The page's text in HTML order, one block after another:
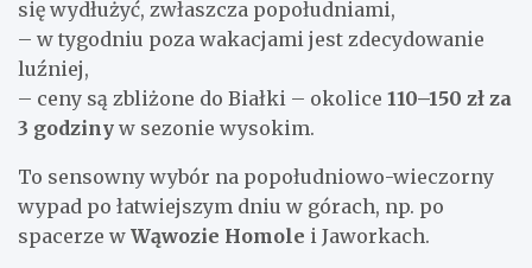
się wydłużyć, zwłaszcza popołudniami,
– w tygodniu poza wakacjami jest zdecydowanie
luźniej,
– ceny są zbliżone do Białki – okolice 110–150 zł za
3 godziny w sezonie wysokim.
To sensowny wybór na popołudniowo-wieczorny
wypad po łatwiejszym dniu w górach, np. po
spacerze w Wąwozie Homole i Jaworkach.